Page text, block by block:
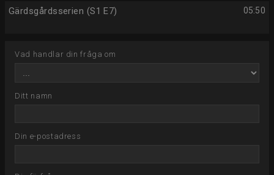
05:50
Gärdsgårdsserien (S1 E7)
Vad handlar din fråga om
Ditt namn
Din e-postadress